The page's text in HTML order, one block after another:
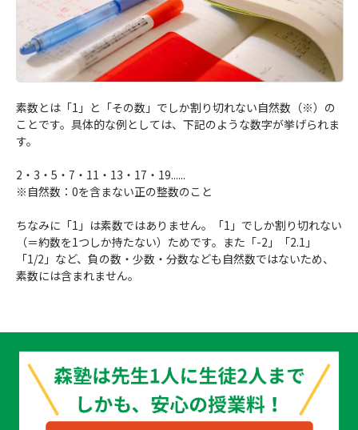
素数とは「1」と「その数」でしか割り切れない自然数（※）の
ことです。具体的な例としては、下記のような数字が挙げられま
す。
2・3・5・7・11・13・17・19......
※自然数：0を含まない正の整数のこと
ちなみに「1」は素数ではありません。「1」でしか割り切れない
（＝約数を1つしか持たない）ためです。また「-2」「2.1」
「1/2」など、負の数・少数・分数なども自然数ではないため、
素数には含まれません。